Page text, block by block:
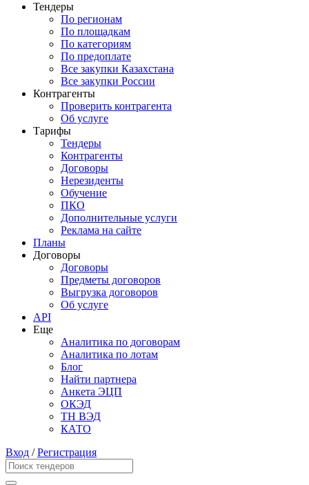
Тендеры
По регионам
По площадкам
По категориям
По предоплате
Все закупки Казахстана
Все закупки России
Контрагенты
Проверить контрагента
Об услуге
Тарифы
Тендеры
Контрагенты
Договоры
Нерезиденты
Обучение
ПКО
Дополнительные услуги
Реклама на сайте
Планы
Договоры
Договоры
Предметы договоров
Выгрузка договоров
Об услуге
API
Еще
Аналитика по договорам
Аналитика по лотам
Блог
Найти партнера
Анкета ЭЦП
ОКЭД
ТН ВЭД
КАТО
Вход /Регистрация